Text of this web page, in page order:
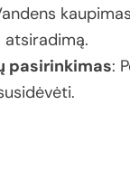
atsiradimą.
pasirinkimas: